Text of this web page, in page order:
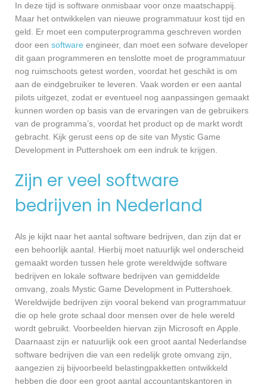
In deze tijd is software onmisbaar voor onze maatschappij.
Maar het ontwikkelen van nieuwe programmatuur kost tijd en
geld. Er moet een computerprogramma geschreven worden
door een software engineer, dan moet een sofware developer
dit gaan programmeren en tenslotte moet de programmatuur
nog ruimschoots getest worden, voordat het geschikt is om
aan de eindgebruiker te leveren. Vaak worden er een aantal
pilots uitgezet, zodat er eventueel nog aanpassingen gemaakt
kunnen worden op basis van de ervaringen van de gebruikers
van de programma’s, voordat het product op de markt wordt
gebracht. Kijk gerust eens op de site van Mystic Game
Development in Puttershoek om een indruk te krijgen.
Zijn er veel software
bedrijven in Nederland
Als je kijkt naar het aantal software bedrijven, dan zijn dat er
een behoorlijk aantal. Hierbij moet natuurlijk wel onderscheid
gemaakt worden tussen hele grote wereldwijde software
bedrijven en lokale software bedrijven van gemiddelde
omvang, zoals Mystic Game Development in Puttershoek.
Wereldwijde bedrijven zijn vooral bekend van programmatuur
die op hele grote schaal door mensen over de hele wereld
wordt gebruikt. Voorbeelden hiervan zijn Microsoft en Apple.
Daarnaast zijn er natuurlijk ook een groot aantal Nederlandse
software bedrijven die van een redelijk grote omvang zijn,
aangezien zij bijvoorbeeld belastingpakketten ontwikkeld
hebben die door een groot aantal accountantskantoren in